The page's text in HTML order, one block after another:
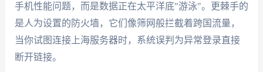
手机性能问题，而是数据正在太平洋底"游泳"。更棘手的
是人为设置的防火墙，它们像筛网般拦截着跨国流量，
当你试图连接上海服务器时，系统误判为异常登录直接
断开链接。